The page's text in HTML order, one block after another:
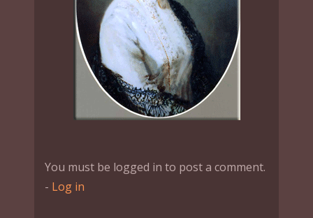
You must be logged in to post a comment.
- Log in